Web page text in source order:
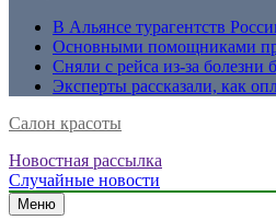
В Альянсе турагентств
Основными помощниками
Сняли с рейса из-за болезни
Эксперты рассказали, как
Салон красоты
Новостная рассылка
Случайные новости
Меню